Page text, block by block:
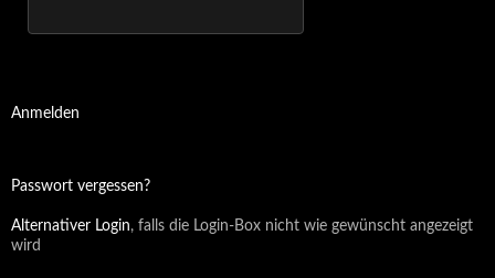
Anmelden
Passwort vergessen?
Alternativer Login, falls die Login-Box nicht wie gewünscht angezeigt
wird